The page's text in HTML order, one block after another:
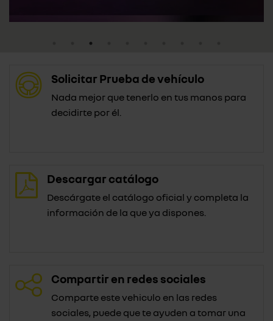
Solicitar Prueba de vehículo
Nada mejor que tenerlo en tus manos para
decidirte por él.
Descargar catálogo
Descárgate el catálogo oficial y completa la
información de la que ya dispones.
Compartir en redes sociales
Comparte este vehiculo en las redes
sociales, puede que te ayuden a tomar una